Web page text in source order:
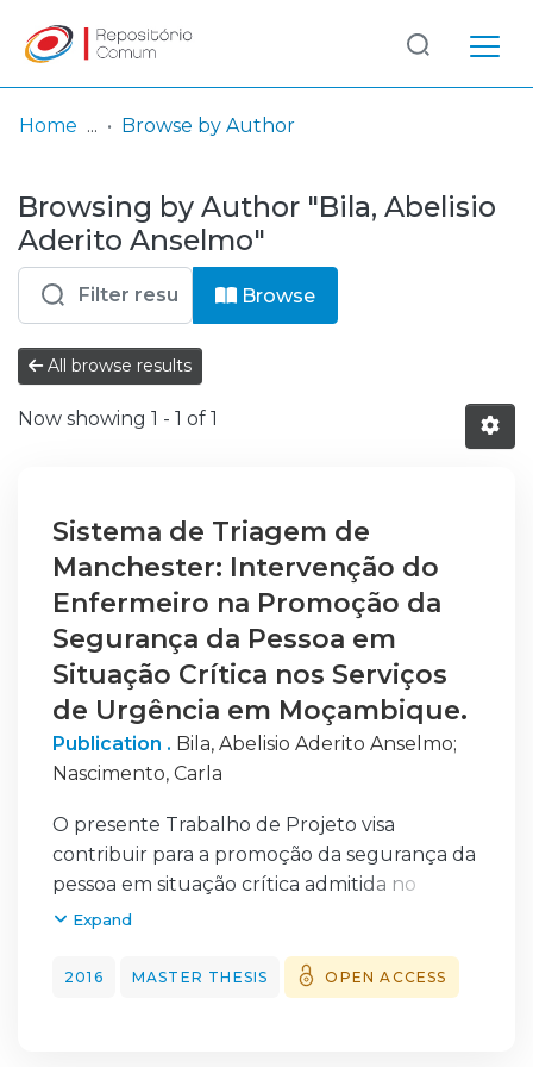
& Collections
Browse repository
Entities
Log
In
(current)
Home Browse by Author
Browsing by Author "Bila, Abelisio
Aderito Anselmo"
Browse
All browse results
Now showing 1 - 1 of 1
Sistema de Triagem de
Manchester: Intervenção do
Enfermeiro na Promoção da
Segurança da Pessoa em
Situação Crítica nos Serviços
de Urgência em Moçambique.
Publication . Bila, Abelisio Aderito Anselmo;
Nascimento, Carla
O presente Trabalho de Projeto visa
contribuir para a promoção da segurança da
pessoa em situação crítica admitida no
serviço de urgência em Moçambique. A
Sistema de Triagem de Manchester num
serviço de urgência de um Hospital Geral em
Expand
2016 MASTER THESIS OPEN ACCESS